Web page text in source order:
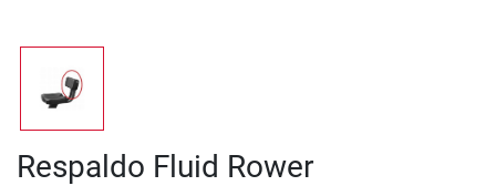
Respaldo Fluid Rower